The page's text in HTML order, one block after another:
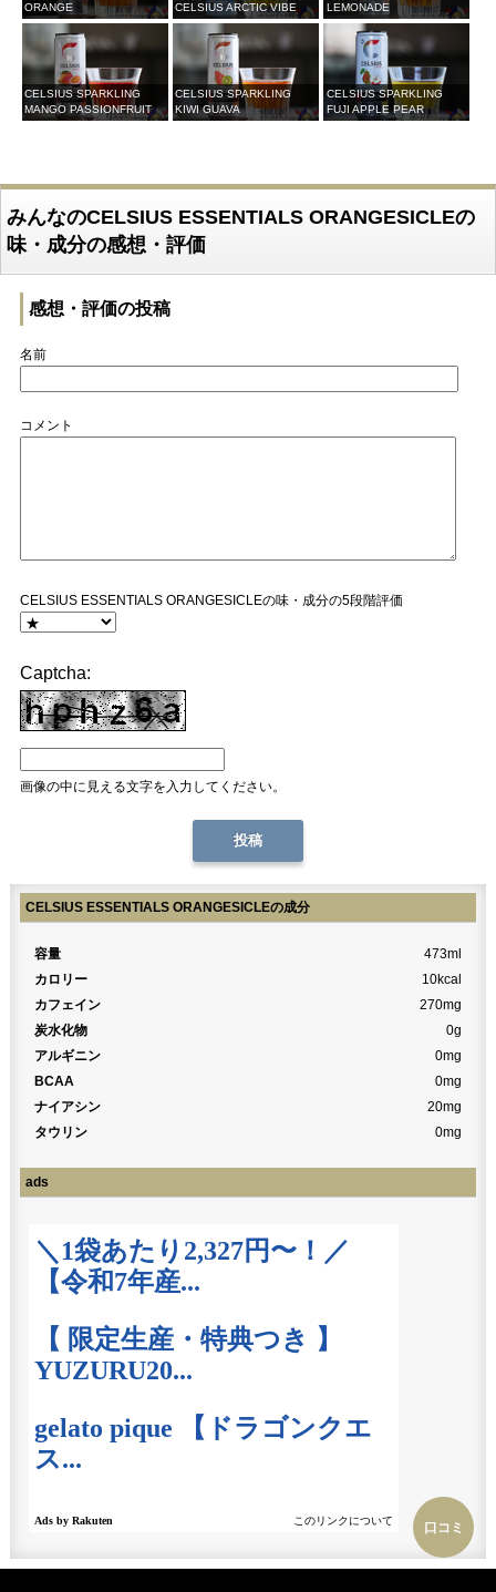
ORANGE
CELSIUS ARCTIC VIBE
LEMONADE
CELSIUS SPARKLING
MANGO PASSIONFRUIT
CELSIUS SPARKLING
KIWI GUAVA
CELSIUS SPARKLING
FUJI APPLE PEAR
みんなのCELSIUS ESSENTIALS ORANGESICLEの
味・成分の感想・評価
感想・評価の投稿
名前
コメント
CELSIUS ESSENTIALS ORANGESICLEの味・成分の5段階評価
Captcha:
画像の中に見える文字を入力してください。
口コミ
CELSIUS ESSENTIALS ORANGESICLEの成分
容量
473ml
カロリー
10kcal
カフェイン
270mg
炭水化物
0g
アルギニン
0mg
BCAA
0mg
ナイアシン
20mg
タウリン
0mg
ads